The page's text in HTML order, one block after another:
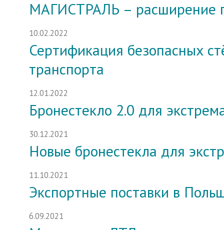
МАГИСТРАЛЬ – расширение
10.02.2022
Сертификация безопасных
транспорта
12.01.2022
Бронестекло 2.0 для
30.12.2021
Новые бронестекла для
11.10.2021
Экспортные поставки в
6.09.2021